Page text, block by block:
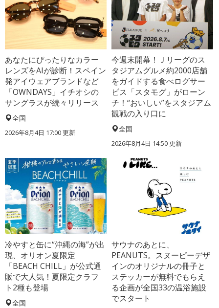
あなたにぴったりなカラー
レンズをAIが診断！スペイン
発アイウェアブランドなど
「OWNDAYS」イチオシの
サングラスが続々リリース
全国
2026年8月4日 17:00更新
今週末開幕！Ｊリーグのス
タジアムグルメ約2000店舗
をガイドする食べログサー
ビス「スタモグ」がローン
チ！“おいしい”をスタジアム
観戦の入り口に
全国
2026年8月4日 14:50更新
冷やすと缶に“沖縄の海”が出
現、オリオン夏限定
「BEACH CHILL」が公式通
販で大人気！夏限定クラフ
ト2種も登場
全国
サウナのあとに、
PEANUTS。スヌーピーデザ
インのオリジナルの冊子と
ステッカーが無料でもらえ
る企画が全国33の温浴施設
でスタート